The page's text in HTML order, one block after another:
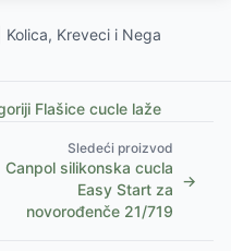
Kreveci i Nega
Flašice cucle laže
Sledeći proizvod
Canpol silikonska cucla
Easy Start za
novorođenče 21/719
→